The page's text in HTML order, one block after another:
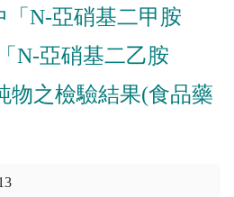
「N-亞硝基二甲胺
N-亞硝基二乙胺
物之檢驗結果(食品藥